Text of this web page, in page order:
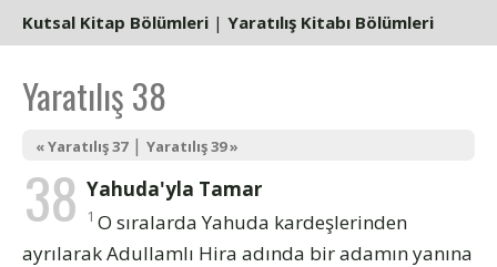
Kutsal Kitap Bölümleri | Yaratılış Kitabı Bölümleri
Yaratılış 38
« Yaratılış 37| Yaratılış 39 »
38 Yahuda'yla Tamar
1 O sıralarda Yahuda kardeşlerinden
ayrılarak Adullamlı Hira adında bir adamın yanına